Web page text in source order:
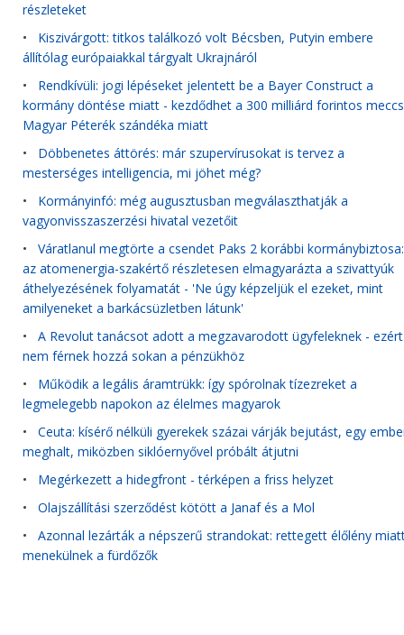
részleteket
• Kiszivárgott: titkos találkozó volt Bécsben, Putyin embere
állítólag európaiakkal tárgyalt Ukrajnáról
• Rendkívüli: jogi lépéseket jelentett be a Bayer Construct a
kormány döntése miatt - kezdődhet a 300 milliárd forintos meccs
Magyar Péterék szándéka miatt
• Döbbenetes áttörés: már szupervírusokat is tervez a
mesterséges intelligencia, mi jöhet még?
• Kormányinfó: még augusztusban megválaszthatják a
vagyonvisszaszerzési hivatal vezetőit
• Váratlanul megtörte a csendet Paks 2 korábbi kormánybiztosa:
az atomenergia-szakértő részletesen elmagyarázta a szivattyúk
áthelyezésének folyamatát - 'Ne úgy képzeljük el ezeket, mint
amilyeneket a barkácsüzletben látunk'
• A Revolut tanácsot adott a megzavarodott ügyfeleknek - ezért
nem férnek hozzá sokan a pénzükhöz
• Működik a legális áramtrükk: így spórolnak tízezreket a
legmelegebb napokon az élelmes magyarok
• Ceuta: kísérő nélküli gyerekek százai várják bejutást, egy
meghalt, miközben siklóernyővel próbált átjutni
• Megérkezett a hidegfront - térképen a friss helyzet
• Olajszállítási szerződést kötött a Janaf és a Mol
• Azonnal lezárták a népszerű strandokat: rettegett élőlény
menekülnek a fürdőzők